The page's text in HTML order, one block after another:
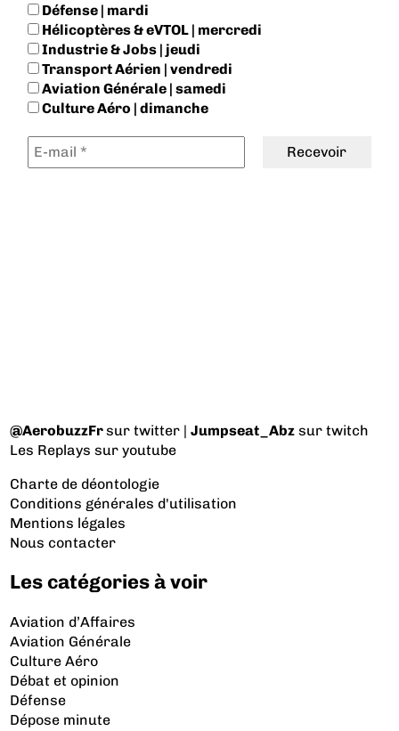
Défense | mardi
Hélicoptères & eVTOL | mercredi
Industrie & Jobs | jeudi
Transport Aérien | vendredi
Aviation Générale | samedi
Culture Aéro | dimanche
@AerobuzzFrsur twitter |Jumpseat_Abz sur twitch
Les Replays sur youtube
Charte de déontologie
Conditions générales d'utilisation
Mentions légales
Nous contacter
Les catégories à voir
Aviation d’Affaires
Aviation Générale
Culture Aéro
Débat et opinion
Défense
Dépose minute